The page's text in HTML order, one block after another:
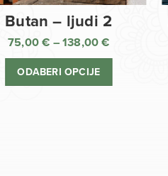
Butan – ljudi 2
75,00€ – 138,00€
ODABERI OPCIJE